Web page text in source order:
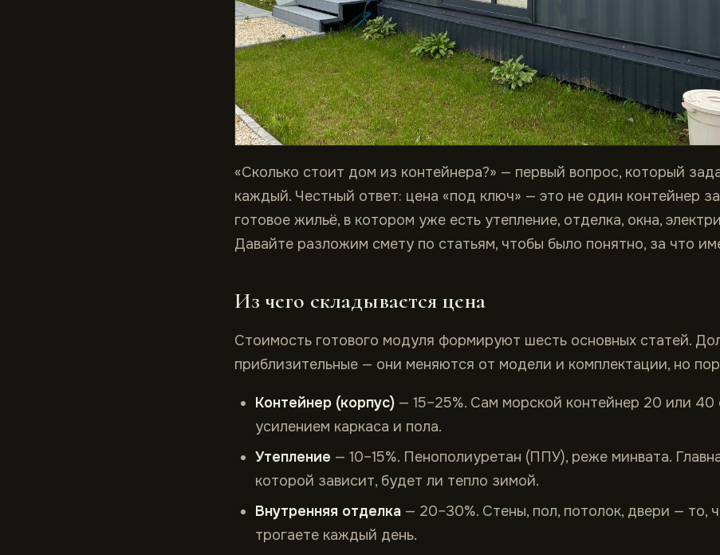
«Сколько стоит дом из контейнера?» — первый вопрос, который
каждый. Честный ответ: цена «под ключ» — это не один контейнер
готовое жильё, в котором уже есть утепление, отделка, окна,
Давайте разложим смету по статьям, чтобы было понятно, за что
Из чего складывается цена
Стоимость готового модуля формируют шесть основных статей.
приблизительные — они меняются от модели и комплектации, но
Контейнер (корпус) — 15–25%. Сам морской контейнер 20 или 40
усилением каркаса и пола.
Утепление — 10–15%. Пенополиуретан (ППУ), реже минвата.
которой зависит, будет ли тепло зимой.
Внутренняя отделка — 20–30%. Стены, пол, потолок, двери — то,
трогаете каждый день.